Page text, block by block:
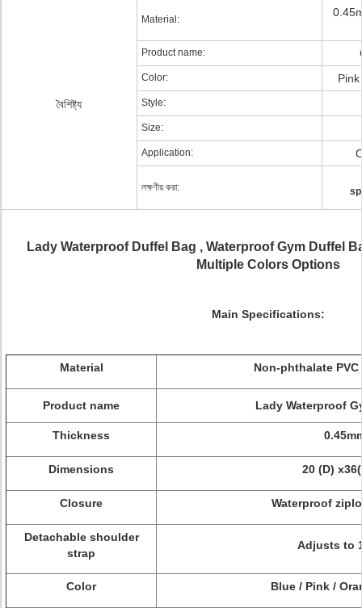
বৈশিষ্ট্য
Material:
Product name:
Color:
Style:
Size:
Application:
লক্ষণীয় করা:
Lady Waterproof Duffel Bag , Waterproof Gym Duffel
Multiple Colors Options
Main Specifications:
Material Non-phthalate
Product name Lady Waterproof
Thickness
Dimensions 20 (D)
Closure Waterproof
Detachable shoulder
strap
Adjusts to
Color Blue / Pink /